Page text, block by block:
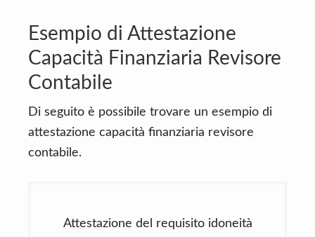
Esempio di Attestazione
Capacità Finanziaria Revisore
Contabile
Di seguito è possibile trovare un esempio di
attestazione capacità finanziaria revisore
contabile.
Attestazione del requisito idoneità